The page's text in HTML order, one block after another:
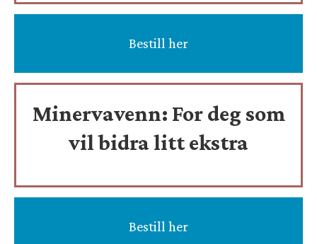
Bestill her
Minervavenn: For deg som
vil bidra litt ekstra
Bestill her